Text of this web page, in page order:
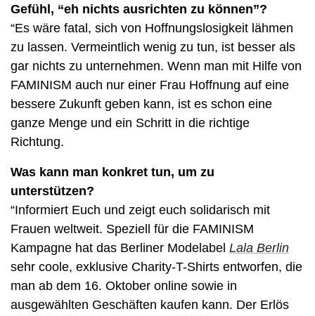
Gefühl, “eh nichts ausrichten zu können”?
“Es wäre fatal, sich von Hoffnungslosigkeit lähmen
zu lassen. Vermeintlich wenig zu tun, ist besser als
gar nichts zu unternehmen. Wenn man mit Hilfe von
FAMINISM auch nur einer Frau Hoffnung auf eine
bessere Zukunft geben kann, ist es schon eine
ganze Menge und ein Schritt in die richtige
Richtung.
Was kann man konkret tun, um zu
unterstützen?
“Informiert Euch und zeigt euch solidarisch mit
Frauen weltweit. Speziell für die FAMINISM
Kampagne hat das Berliner Modelabel Lala Berlin
sehr coole, exklusive Charity-T-Shirts entworfen, die
man ab dem 16. Oktober online sowie in
ausgewählten Geschäften kaufen kann. Der Erlös